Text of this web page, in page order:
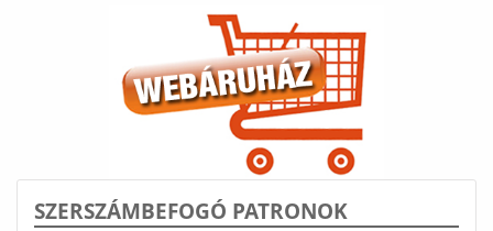
SZERSZÁMBEFOGÓ PATRONOK